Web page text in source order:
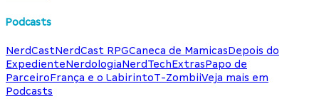
Podcasts
NerdCastNerdCast RPGCaneca de MamicasDepois do
ExpedienteNerdologiaNerdTechExtrasPapo de
ParceiroFrança e o LabirintoT-ZombiiVeja mais em
Podcasts